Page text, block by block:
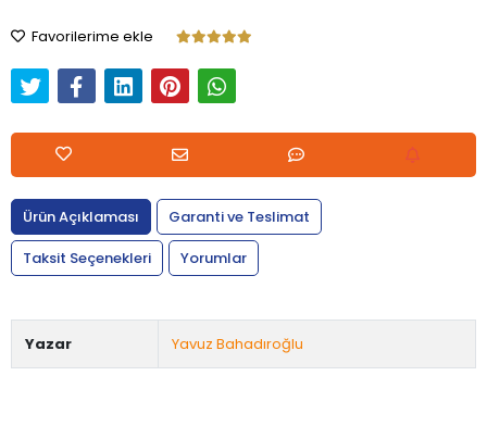
Favorilerime ekle
Ürün Açıklaması
Garanti ve Teslimat
Taksit Seçenekleri
Yorumlar
Yazar Yavuz Bahadıroğlu